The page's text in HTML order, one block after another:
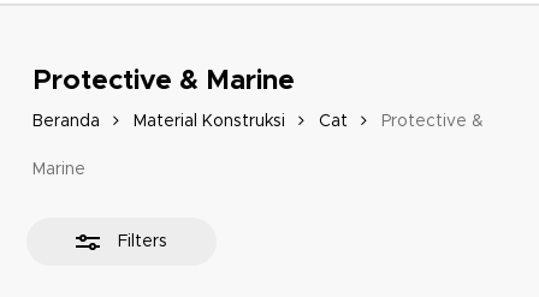
Protective & Marine
Beranda Material Konstruksi Cat Protective &
Marine
Filters